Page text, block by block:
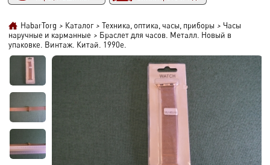
HabarTorg > Каталог > Техника, оптика, часы, приборы > Часы
наручные и карманные > Браслет для часов. Металл. Новый в
упаковке. Винтаж. Китай. 1990е.